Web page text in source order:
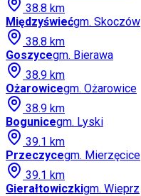
38.8 km
Międzyświećgm. Skoczów
38.8 km
Goszycegm. Bierawa
38.9 km
Ożarowicegm. Ożarowice
38.9 km
Bogunicegm. Lyski
39.1 km
Przeczycegm. Mierzęcice
39.1 km
Gierałtowiczkigm. Wieprz